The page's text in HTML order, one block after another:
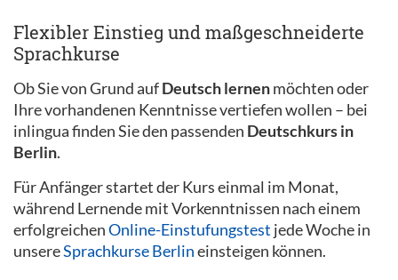
Flexibler Einstieg und maßgeschneiderte
Sprachkurse
Ob Sie von Grund aufDeutsch lernenmöchten oder
Ihre vorhandenen Kenntnisse vertiefen wollen – bei
inlingua finden Sie den passenden Deutschkurs in
Berlin.
Für Anfänger startet der Kurs einmal im Monat,
während Lernende mit Vorkenntnissen nach einem
erfolgreichenOnline-Einstufungstest jede Woche in
unsereSprachkurse Berlineinsteigen können.